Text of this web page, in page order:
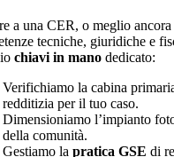
a una CER, o meglio
tecniche, giuridiche e
chiavi in mano dedicato:
Verifichiamo la cabina
redditizia per il tuo caso.
Dimensioniamo l’impianto
della comunità.
Gestiamo la pratica GSE di